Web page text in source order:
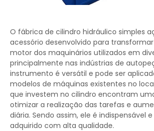
O fábrica de cilindro hidráulico simples
acessório desenvolvido para
motor dos maquinários utilizados em
principalmente nas indústrias de
instrumento é versátil e pode ser
modelos de máquinas existentes no
que investem no cilindro encontram
otimizar a realização das tarefas e
diária. Sendo assim, ele é indispensável
adquirido com alta qualidade.